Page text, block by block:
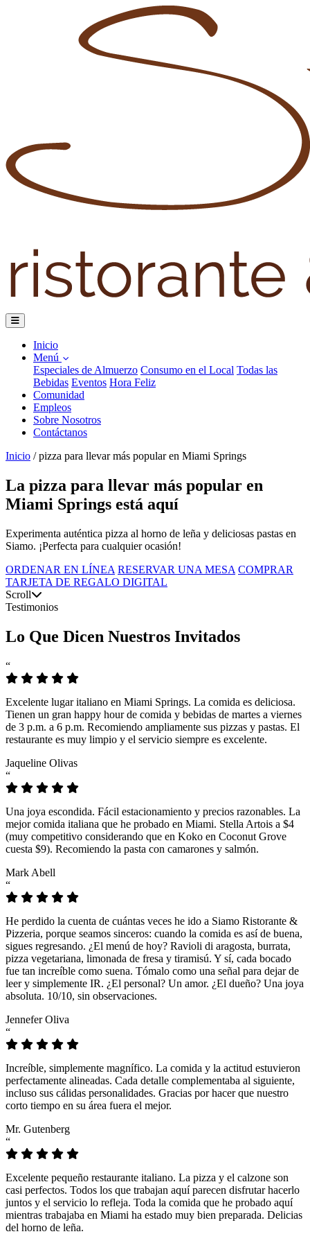
Inicio
Menú
Especiales de Almuerzo Consumo en el Local Todas las
Bebidas Eventos Hora Feliz
Comunidad
Empleos
Sobre Nosotros
Contáctanos
Inicio / pizza para llevar más popular en Miami Springs
La pizza para llevar más popular en
Miami Springs está aquí
Experimenta auténtica pizza al horno de leña y deliciosas pastas en
Siamo. ¡Perfecta para cualquier ocasión!
ORDENAR EN LÍNEA RESERVAR UNA MESA COMPRAR
TARJETA DE REGALO DIGITAL
Scroll
Testimonios
Lo Que Dicen Nuestros Invitados
“
Excelente lugar italiano en Miami Springs. La comida es deliciosa.
Tienen un gran happy hour de comida y bebidas de martes a viernes
de 3 p.m. a 6 p.m. Recomiendo ampliamente sus pizzas y pastas. El
restaurante es muy limpio y el servicio siempre es excelente.
Jaqueline Olivas
“
Una joya escondida. Fácil estacionamiento y precios razonables. La
mejor comida italiana que he probado en Miami. Stella Artois a $4
(muy competitivo considerando que en Koko en Coconut Grove
cuesta $9). Recomiendo la pasta con camarones y salmón.
Mark Abell
“
He perdido la cuenta de cuántas veces he ido a Siamo Ristorante &
Pizzeria, porque seamos sinceros: cuando la comida es así de buena,
sigues regresando. ¿El menú de hoy? Ravioli di aragosta, burrata,
pizza vegetariana, limonada de fresa y tiramisú. Y sí, cada bocado
fue tan increíble como suena. Tómalo como una señal para dejar de
leer y simplemente IR. ¿El personal? Un amor. ¿El dueño? Una joya
absoluta. 10/10, sin observaciones.
Jennefer Oliva
“
Increíble, simplemente magnífico. La comida y la actitud estuvieron
perfectamente alineadas. Cada detalle complementaba al siguiente,
incluso sus cálidas personalidades. Gracias por hacer que nuestro
corto tiempo en su área fuera el mejor.
Mr. Gutenberg
“
Excelente pequeño restaurante italiano. La pizza y el calzone son
casi perfectos. Todos los que trabajan aquí parecen disfrutar hacerlo
juntos y el servicio lo refleja. Toda la comida que he probado aquí
mientras trabajaba en Miami ha estado muy bien preparada. Delicias
del horno de leña.